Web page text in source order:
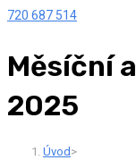
720 687 514
Měsíční
2025
Úvod >